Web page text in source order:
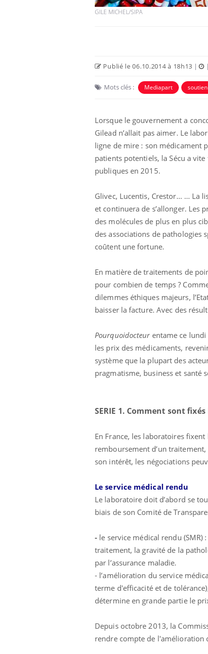
GILE MICHEL/SIPA
Publié le 06.10.2014 à 18h13 | |
Mots clés : Mediapart
Lorsque le gouvernement a
Gilead n’allait pas aimer. Le
ligne de mire : son médicament
patients potentiels, la Sécu a
publiques en 2015.
Glivec, Lucentis, Crestor… … La
et continuera de s’allonger. Les
des molécules de plus en plus
des associations de pathologies
coûtent une fortune.
En matière de traitements de
pour combien de temps ?
dilemmes éthiques majeurs,
baisser la facture. Avec des
Pourquoidocteur entame ce
les prix des médicaments,
système que la plupart des
pragmatisme, business et santé
SERIE 1. Comment sont
En France, les laboratoires
remboursement d’un
son intérêt, les négociations
Le service médical rendu
Le laboratoire doit d’abord se
biais de son Comité de
- le service médical rendu
traitement, la gravité de la
par l’assurance maladie.
- l’amélioration du service
terme d'efficacité et de
détermine en grande partie le
Depuis octobre 2013, la
rendre compte de l'amélioration